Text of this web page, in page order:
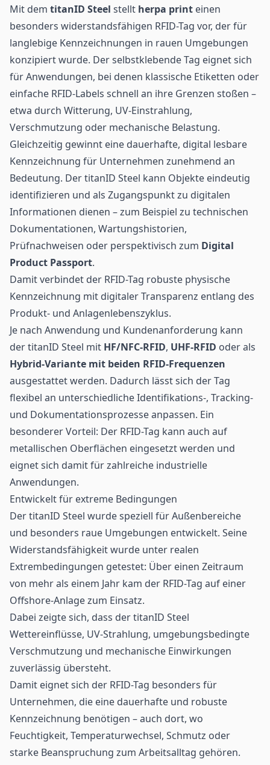
Mit dem titanID Steel stellt herpa print einen
besonders widerstandsfähigen RFID-Tag vor, der für
langlebige Kennzeichnungen in rauen Umgebungen
konzipiert wurde. Der selbstklebende Tag eignet sich
für Anwendungen, bei denen klassische Etiketten oder
einfache RFID-Labels schnell an ihre Grenzen stoßen –
etwa durch Witterung, UV-Einstrahlung,
Verschmutzung oder mechanische Belastung.
Gleichzeitig gewinnt eine dauerhafte, digital lesbare
Kennzeichnung für Unternehmen zunehmend an
Bedeutung. Der titanID Steel kann Objekte eindeutig
identifizieren und als Zugangspunkt zu digitalen
Informationen dienen – zum Beispiel zu technischen
Dokumentationen, Wartungshistorien,
Prüfnachweisen oder perspektivisch zum Digital
Product Passport.
Damit verbindet der RFID-Tag robuste physische
Kennzeichnung mit digitaler Transparenz entlang des
Produkt- und Anlagenlebenszyklus.
Je nach Anwendung und Kundenanforderung kann
der titanID Steel mit HF/NFC-RFID, UHF-RFID oder als
Hybrid-Variante mit beiden RFID-Frequenzen
ausgestattet werden. Dadurch lässt sich der Tag
flexibel an unterschiedliche Identifikations-, Tracking-
und Dokumentationsprozesse anpassen. Ein
besonderer Vorteil: Der RFID-Tag kann auch auf
metallischen Oberflächen eingesetzt werden und
eignet sich damit für zahlreiche industrielle
Anwendungen.
Entwickelt für extreme Bedingungen
Der titanID Steel wurde speziell für Außenbereiche
und besonders raue Umgebungen entwickelt. Seine
Widerstandsfähigkeit wurde unter realen
Extrembedingungen getestet: Über einen Zeitraum
von mehr als einem Jahr kam der RFID-Tag auf einer
Offshore-Anlage zum Einsatz.
Dabei zeigte sich, dass der titanID Steel
Wettereinflüsse, UV-Strahlung, umgebungsbedingte
Verschmutzung und mechanische Einwirkungen
zuverlässig übersteht.
Damit eignet sich der RFID-Tag besonders für
Unternehmen, die eine dauerhafte und robuste
Kennzeichnung benötigen – auch dort, wo
Feuchtigkeit, Temperaturwechsel, Schmutz oder
starke Beanspruchung zum Arbeitsalltag gehören.